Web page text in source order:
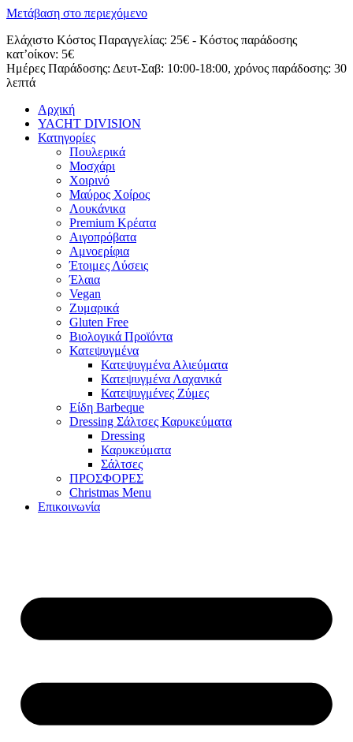
Μετάβαση στο περιεχόμενο
Ελάχιστο Κόστος Παραγγελίας: 25€ - Κόστος παράδοσης
κατ’οίκον: 5€
Ημέρες Παράδοσης: Δευτ-Σαβ: 10:00-18:00, χρόνος παράδοσης: 30
λεπτά
Αρχική
YACHT DIVISION
Κατηγορίες
Πουλερικά
Μοσχάρι
Χοιρινό
Μαύρος Χοίρος
Λουκάνικα
Premium Κρέατα
Αιγοπρόβατα
Αμνοερίφια
Έτοιμες Λύσεις
Έλαια
Vegan
Ζυμαρικά
Gluten Free
Βιολογικά Προϊόντα
Κατεψυγμένα
Κατεψυγμένα Αλιεύματα
Κατεψυγμένα Λαχανικά
Κατεψυγμένες Ζύμες
Είδη Barbeque
Dressing Σάλτσες Καρυκεύματα
Dressing
Καρυκεύματα
Σάλτσες
ΠΡΟΣΦΟΡΕΣ
Christmas Menu
Επικοινωνία